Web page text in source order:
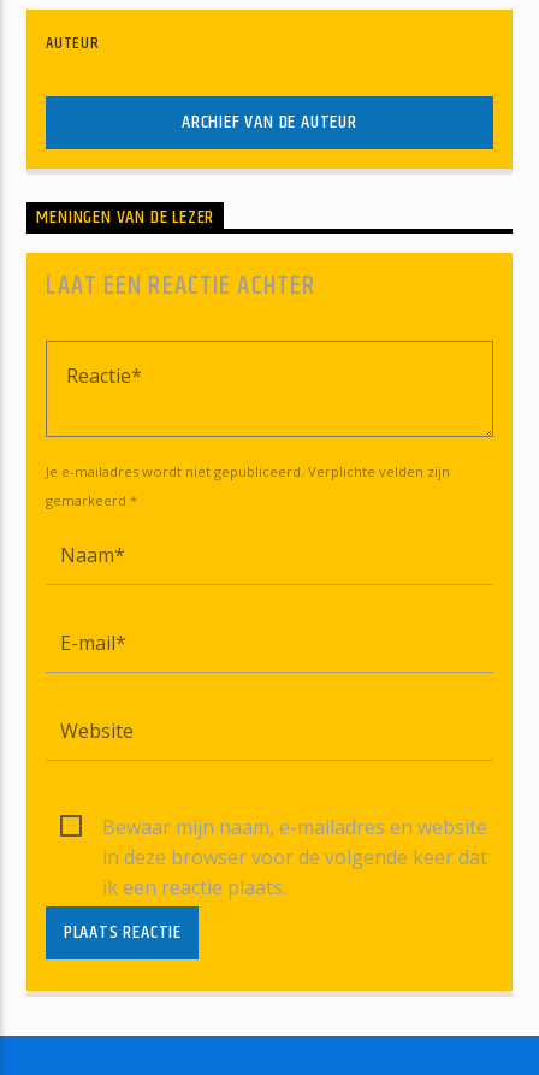
mz-radio
AUTEUR
ARCHIEF VAN DE AUTEUR
MENINGEN VAN DE LEZER
LAAT EEN REACTIE ACHTER
Je e-mailadres wordt niet gepubliceerd. Verplichte velden zijn
gemarkeerd *
Bewaar mijn naam, e-mailadres en website
in deze browser voor de volgende keer dat
ik een reactie plaats.